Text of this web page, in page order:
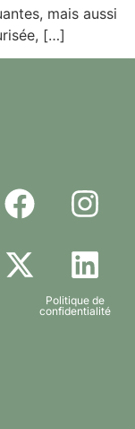
mais aussi
[…]
Politique de
confidentialité